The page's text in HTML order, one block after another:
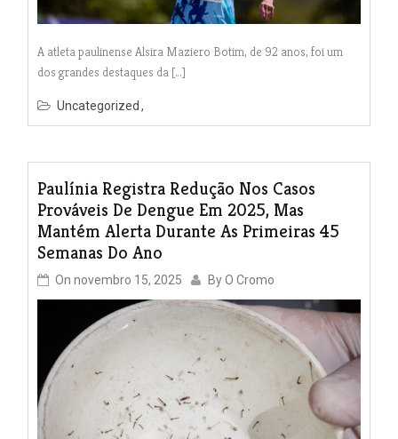
A atleta paulinense Alsira Maziero Botim, de 92 anos, foi um
dos grandes destaques da […]
Uncategorized
Paulínia Registra Redução Nos Casos
Prováveis De Dengue Em 2025, Mas
Mantém Alerta Durante As Primeiras 45
Semanas Do Ano
On novembro 15, 2025 ByO Cromo